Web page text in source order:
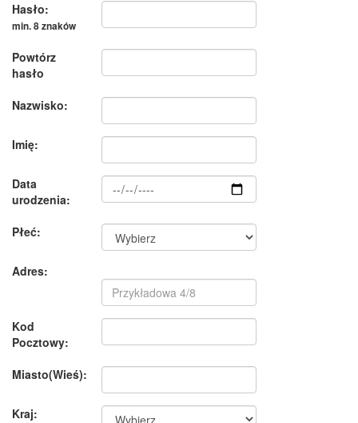
Hasło:
min. 8 znaków
Powtórz
hasło
Nazwisko:
Imię:
Data
urodzenia:
Płeć:
Adres:
Kod
Pocztowy:
Miasto(Wieś):
Kraj: